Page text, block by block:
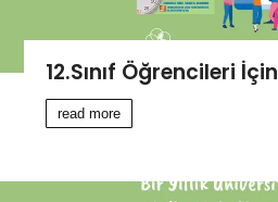
12.Sınıf Öğrencileri
read more